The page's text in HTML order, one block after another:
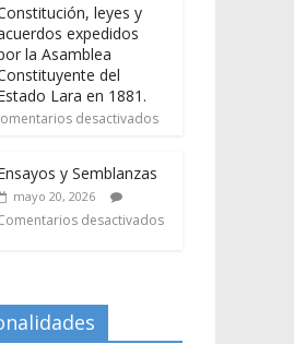
leyes y
expedidos
la Asamblea
del
Lara en 1881.
desactivados
y Semblanzas
mayo 20, 2026
desactivados